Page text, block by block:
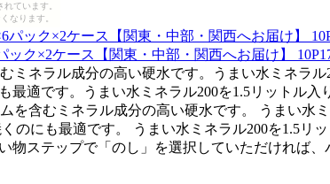
ています。
なります。
ク×2ケース【関東・中部・関西へお届け】
ミネラル成分の高い硬水です。うまい水ミネラ
適です。うまい水ミネラル200を1.5リットル入
を含むミネラル成分の高い硬水です。 うまい水
にも最適です。 うまい水ミネラル200を1.5リ
ステップで「のし」を選択していただければ、